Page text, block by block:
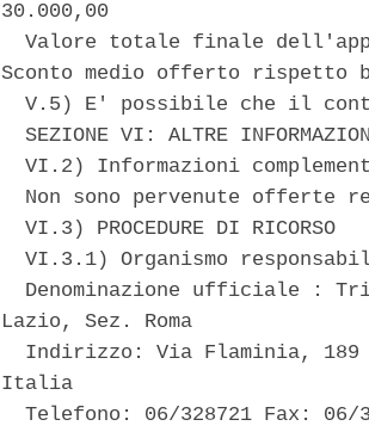
30.000,00
Valore totale finale
Sconto medio offerto rispetto
V.5) E' possibile che il
SEZIONE VI: ALTRE
VI.2) Informazioni
Non sono pervenute offerte
  VI.3) PROCEDURE DI RICORSO
VI.3.1) Organismo
Denominazione ufficiale :
Lazio, Sez. Roma
Indirizzo: Via Flaminia,
Italia
Telefono: 06/328721 Fax: